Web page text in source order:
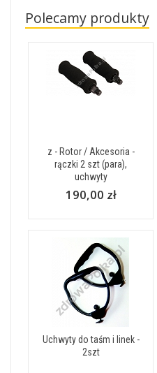
Polecamy produkty
z - Rotor / Akcesoria -
rączki 2 szt (para),
uchwyty
190,00 zł
Uchwyty do taśm i linek -
2szt